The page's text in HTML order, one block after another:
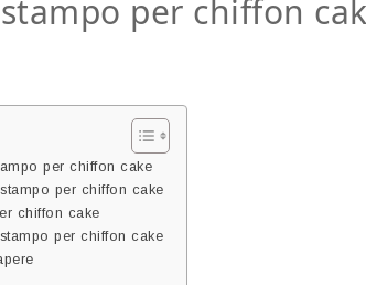
per chiffon
per chiffon cake
per chiffon cake
chiffon cake
per chiffon cake